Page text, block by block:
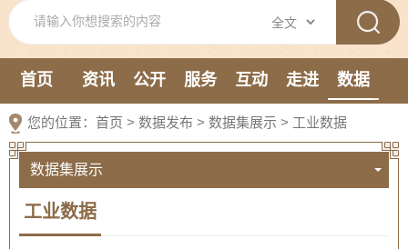
首页 资讯 公开 服务 互动 走进 数据
新媒体
您的位置： 首页 > 数据发布 > 数据集展示 > 工业数据
数据集展示
工业数据